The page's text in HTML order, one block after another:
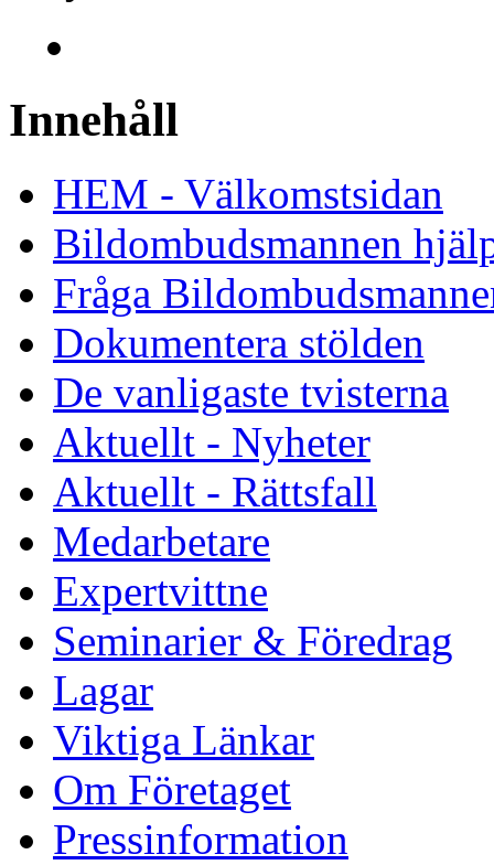
Innehåll
HEM - Välkomstsidan
Bildombudsmannen
Fråga
Dokumentera stölden
De vanligaste tvisterna
Aktuellt - Nyheter
Aktuellt - Rättsfall
Medarbetare
Expertvittne
Seminarier & Föredrag
Lagar
Viktiga Länkar
Om Företaget
Pressinformation